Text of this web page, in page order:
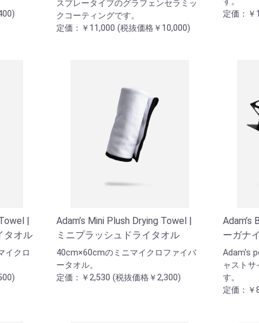
スプレータイプのグラフェンセラミッ
クコーティングです。
定価：￥11,000 (税抜価格￥10,000)
定価：￥
|
タオル
イクロ
Adam’s Mini Plush Drying Towel |
ミニプラッシュドライタオル
40cm×60cmのミニマイクロファイバ
ータオル。
定価：￥2,530 (税抜価格￥2,300)
Adam’s
ーガナ
Adam's
ャストサ
す。
定価：￥